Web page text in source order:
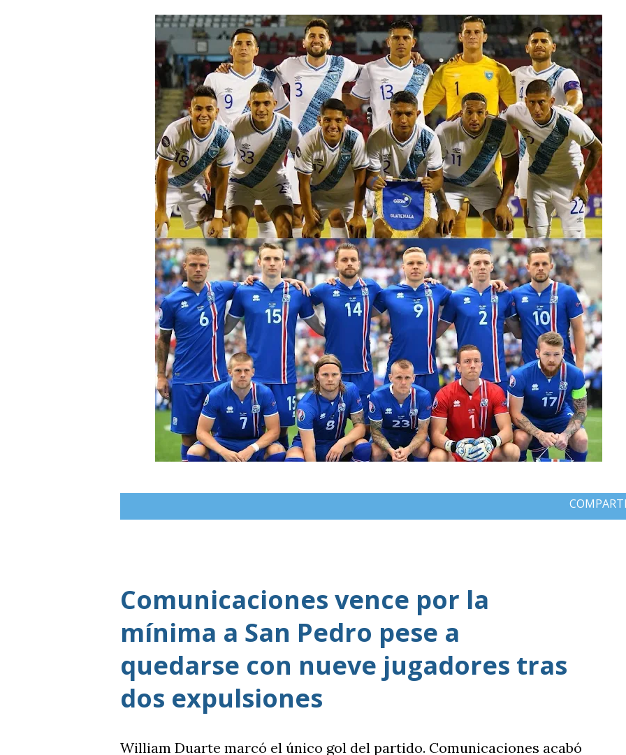
Comunicaciones vence por la
mínima a San Pedro pese a
quedarse con nueve jugadores tras
dos expulsiones
William Duarte marcó el único gol del partido. Comunicaciones acabó